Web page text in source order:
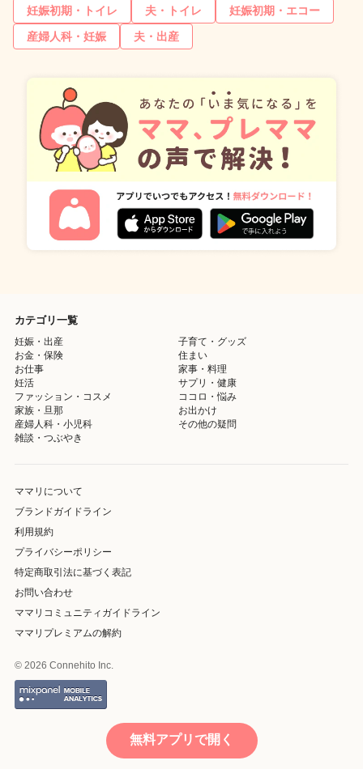
妊娠初期・トイレ 夫・トイレ
妊娠初期・エコー
産婦人科・妊娠
夫・出産
カテゴリ一覧
妊娠・出産
子育て・グッズ
お金・保険
住まい
お仕事
家事・料理
妊活
サプリ・健康
ファッション・コスメ
ココロ・悩み
家族・旦那
お出かけ
産婦人科・小児科
その他の疑問
雑談・つぶやき
ママリについて
ブランドガイドライン
利用規約
プライバシーポリシー
特定商取引法に基づく表記
お問い合わせ
ママリコミュニティガイドライン
ママリプレミアムの解約
© 2026 Connehito Inc.
無料アプリで開く